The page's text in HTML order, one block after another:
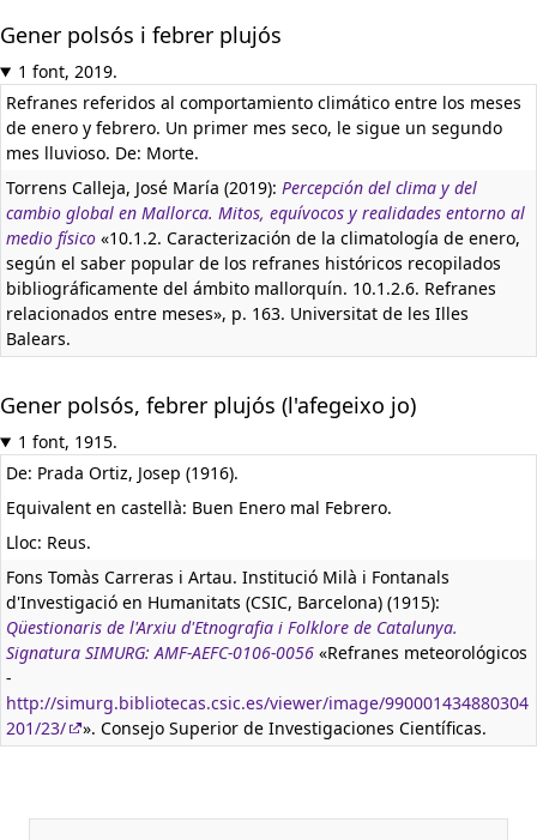
Gener polsós i febrer plujós
1 font, 2019.
Refranes referidos al comportamiento climático entre los meses
de enero y febrero. Un primer mes seco, le sigue un segundo
mes lluvioso. De: Morte.
Torrens Calleja, José María (2019): Percepción del clima y del
cambio global en Mallorca. Mitos, equívocos y realidades entorno al
medio físico «10.1.2. Caracterización de la climatología de enero,
según el saber popular de los refranes históricos recopilados
bibliográficamente del ámbito mallorquín. 10.1.2.6. Refranes
relacionados entre meses», p. 163. Universitat de les Illes
Balears.
Gener polsós, febrer plujós (l'afegeixo jo)
1 font, 1915.
De: Prada Ortiz, Josep (1916).
Equivalent en castellà: Buen Enero mal Febrero.
Lloc: Reus.
Fons Tomàs Carreras i Artau. Institució Milà i Fontanals
d'Investigació en Humanitats (CSIC, Barcelona) (1915):
Qüestionaris de l'Arxiu d'Etnografia i Folklore de Catalunya.
Signatura SIMURG: AMF-AEFC-0106-0056 «Refranes meteorológicos
-
http://simurg.bibliotecas.csic.es/viewer/image/990001434880304
201/23/
». Consejo Superior de Investigaciones Científicas.